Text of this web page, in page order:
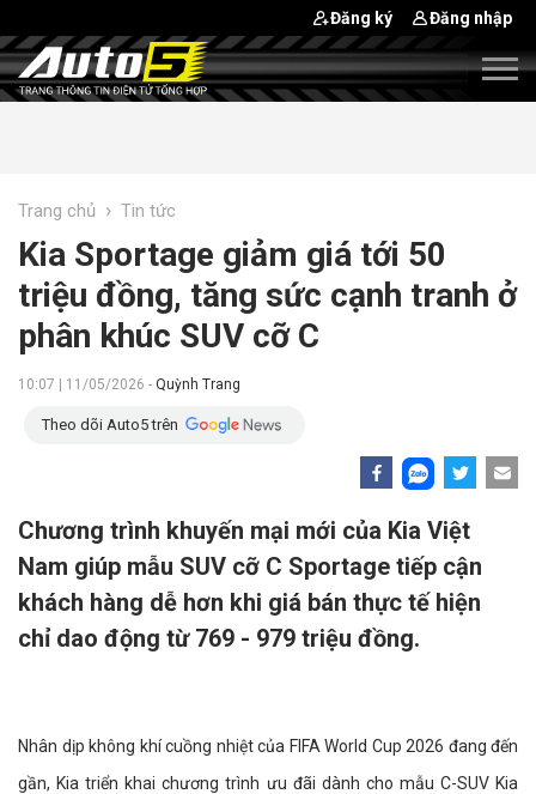
Đăng ký Đăng nhập
Trang chủ › Tin tức
Kia Sportage giảm giá tới 50
triệu đồng, tăng sức cạnh tranh ở
phân khúc SUV cỡ C
10:07 | 11/05/2026 - Quỳnh Trang
Theo dõi Auto5 trên
Chương trình khuyến mại mới của Kia Việt
Nam giúp mẫu SUV cỡ C Sportage tiếp cận
khách hàng dễ hơn khi giá bán thực tế hiện
chỉ dao động từ 769 - 979 triệu đồng.
Nhân dịp không khí cuồng nhiệt của FIFA World Cup 2026 đang đến
gần, Kia triển khai chương trình ưu đãi dành cho mẫu C-SUV Kia